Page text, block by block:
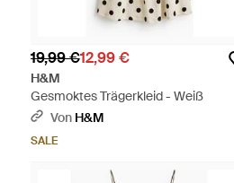
19,99 €12,99 €
H&M
Gesmoktes Trägerkleid - Weiß
Von H&M
SALE